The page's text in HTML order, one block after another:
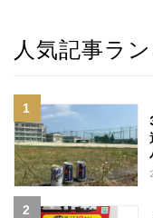
人気記事ラ